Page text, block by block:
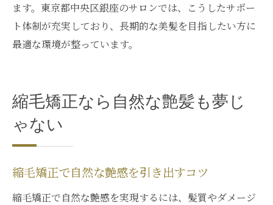
ます。東京都中央区銀座のサロンでは、こうしたサポー
ト体制が充実しており、長期的な美髪を目指したい方に
最適な環境が整っています。
縮毛矯正なら自然な艶髪も夢じ
ゃない
縮毛矯正で自然な艶感を引き出すコツ
縮毛矯正で自然な艶感を実現するには、髪質やダメージ